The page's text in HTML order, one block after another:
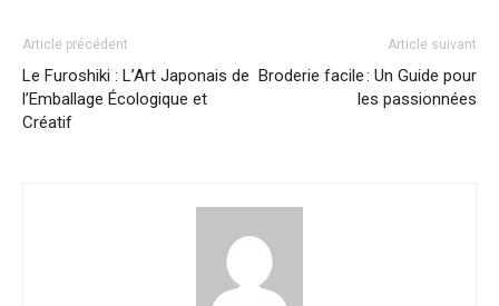
Article précédent
Le Furoshiki : L’Art Japonais de
l’Emballage Écologique et
Créatif
Article suivant
Broderie facile : Un Guide pour
les passionnées